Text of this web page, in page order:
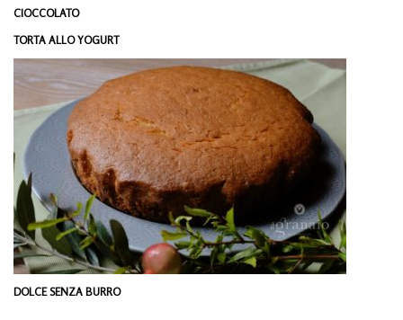
CIOCCOLATO
TORTA ALLO YOGURT
DOLCE SENZA BURRO